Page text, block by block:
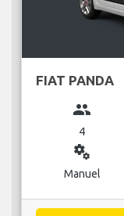
FIAT PANDA
group
4
miscellaneous_services
Manuel